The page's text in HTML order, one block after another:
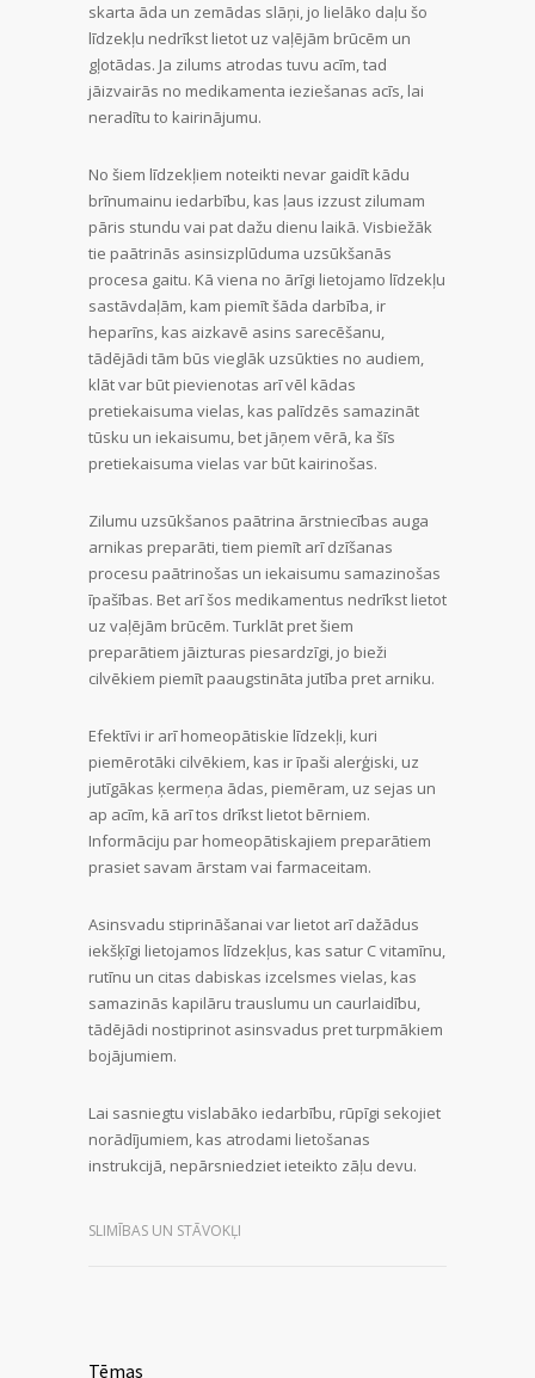
skarta āda un zemādas slāņi, jo lielāko daļu šo
līdzekļu nedrīkst lietot uz vaļējām brūcēm un
gļotādas. Ja zilums atrodas tuvu acīm, tad
jāizvairās no medikamenta ieziešanas acīs, lai
neradītu to kairinājumu.
No šiem līdzekļiem noteikti nevar gaidīt kādu
brīnumainu iedarbību, kas ļaus izzust zilumam
pāris stundu vai pat dažu dienu laikā. Visbiežāk
tie paātrinās asinsizplūduma uzsūkšanās
procesa gaitu. Kā viena no ārīgi lietojamo līdzekļu
sastāvdaļām, kam piemīt šāda darbība, ir
heparīns, kas aizkavē asins sarecēšanu,
tādējādi tām būs vieglāk uzsūkties no audiem,
klāt var būt pievienotas arī vēl kādas
pretiekaisuma vielas, kas palīdzēs samazināt
tūsku un iekaisumu, bet jāņem vērā, ka šīs
pretiekaisuma vielas var būt kairinošas.
Zilumu uzsūkšanos paātrina ārstniecības auga
arnikas preparāti, tiem piemīt arī dzīšanas
procesu paātrinošas un iekaisumu samazinošas
īpašības. Bet arī šos medikamentus nedrīkst lietot
uz vaļējām brūcēm. Turklāt pret šiem
preparātiem jāizturas piesardzīgi, jo bieži
cilvēkiem piemīt paaugstināta jutība pret arniku.
Efektīvi ir arī homeopātiskie līdzekļi, kuri
piemērotāki cilvēkiem, kas ir īpaši alerģiski, uz
jutīgākas ķermeņa ādas, piemēram, uz sejas un
ap acīm, kā arī tos drīkst lietot bērniem.
Informāciju par homeopātiskajiem preparātiem
prasiet savam ārstam vai farmaceitam.
Asinsvadu stiprināšanai var lietot arī dažādus
iekšķīgi lietojamos līdzekļus, kas satur C vitamīnu,
rutīnu un citas dabiskas izcelsmes vielas, kas
samazinās kapilāru trauslumu un caurlaidību,
tādējādi nostiprinot asinsvadus pret turpmākiem
bojājumiem.
Lai sasniegtu vislabāko iedarbību, rūpīgi sekojiet
norādījumiem, kas atrodami lietošanas
instrukcijā, nepārsniedziet ieteikto zāļu devu.
SLIMĪBAS UN STĀVOKĻI
Tēmas